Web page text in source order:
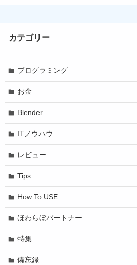
カテゴリー
プログラミング
お金
Blender
ITノウハウ
レビュー
Tips
How To USE
ほわらぼパートナー
特集
備忘録